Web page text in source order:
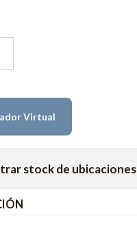
Virtual
stock de ubicaciones